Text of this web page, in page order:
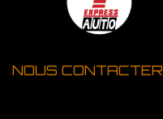
NOUS CONTACTER